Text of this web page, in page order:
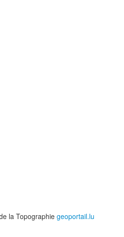
la Topographie geoportail.lu